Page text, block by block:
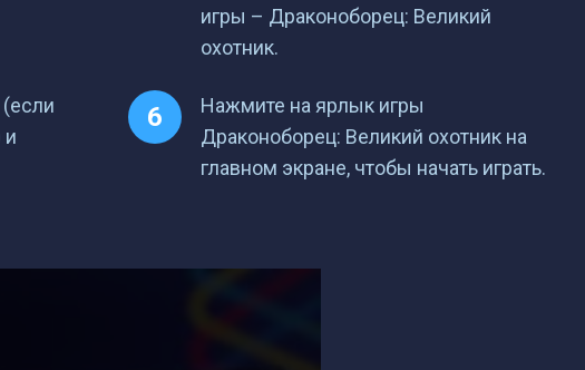
игры – Драконоборец: Великий
охотник.
и
Нажмите на ярлык игры
Драконоборец: Великий охотник на
главном экране, чтобы начать играть.